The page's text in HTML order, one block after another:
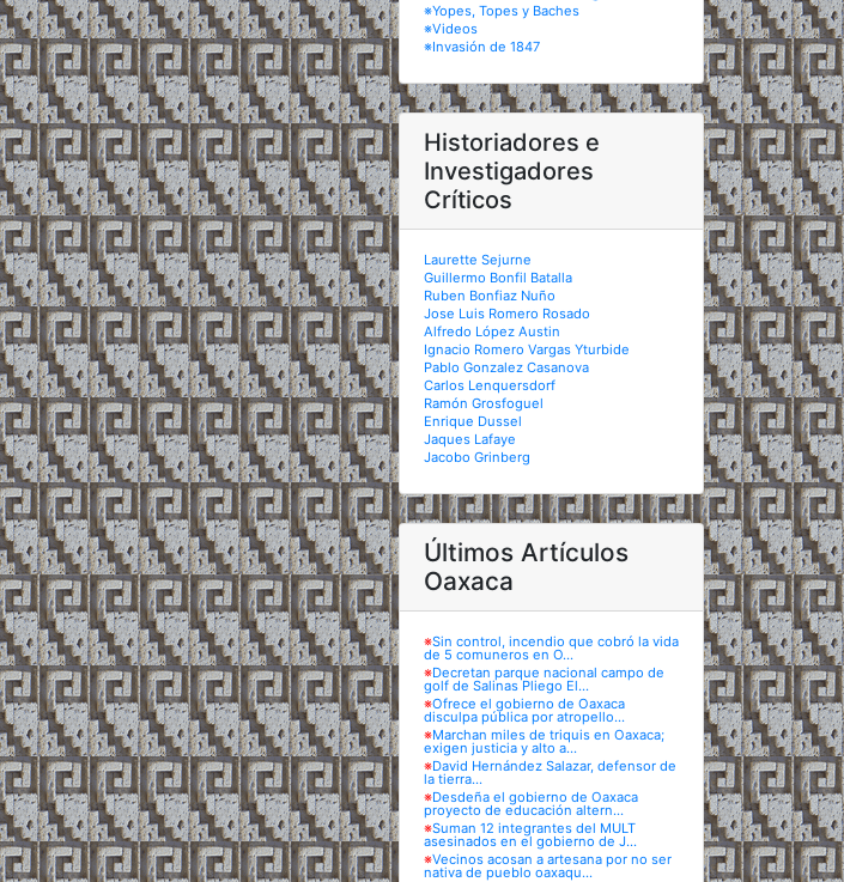
※Yopes, Topes y Baches
※Videos
※Invasión de 1847
Historiadores e
Investigadores
Críticos
Laurette Sejurne
Guillermo Bonfil Batalla
Ruben Bonfiaz Nuño
Jose Luis Romero Rosado
Alfredo López Austin
Ignacio Romero Vargas Yturbide
Pablo Gonzalez Casanova
Carlos Lenquersdorf
Ramón Grosfoguel
Enrique Dussel
Jaques Lafaye
Jacobo Grinberg
Últimos Artículos
Oaxaca
※Sin control, incendio que cobró la vida
de 5 comuneros en O...
※Decretan parque nacional campo de
golf de Salinas Pliego El...
※Ofrece el gobierno de Oaxaca
disculpa pública por atropello...
※Marchan miles de triquis en Oaxaca;
exigen justicia y alto a...
※David Hernández Salazar, defensor de
la tierra...
※Desdeña el gobierno de Oaxaca
proyecto de educación altern...
※Suman 12 integrantes del MULT
asesinados en el gobierno de J...
※Vecinos acosan a artesana por no ser
nativa de pueblo oaxaqu...